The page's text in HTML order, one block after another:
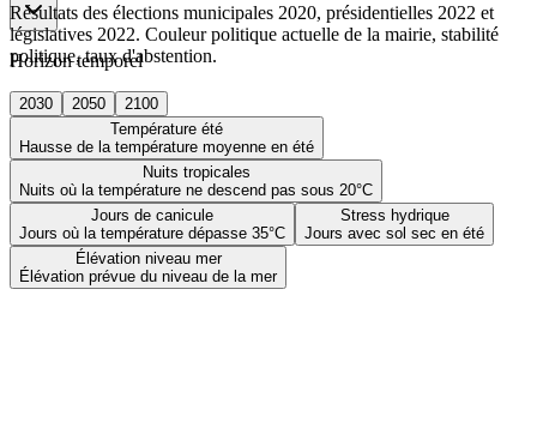
Horizon temporel
2030 2050
2100
Température été
Hausse de la température moyenne en été
Nuits tropicales
Nuits où la température ne descend pas sous 20°C
Jours de canicule
Jours où la température dépasse 35°C
Stress hydrique
Jours avec sol sec en été
Élévation niveau mer
Élévation prévue du niveau de la mer
Résultats des élections municipales 2020, présidentielles 2022 et
législatives 2022. Couleur politique actuelle de la mairie, stabilité
politique, taux d'abstention.